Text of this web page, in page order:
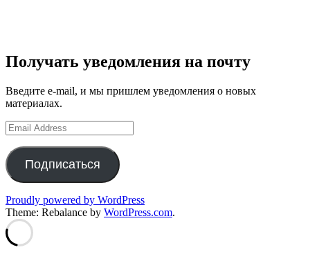
Получать уведомления на почту
Введите e-mail, и мы пришлем уведомления о новых
материалах.
Email
Address
Подписаться
Proudly powered by WordPress
Theme: Rebalance by WordPress.com.